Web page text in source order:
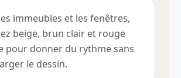
immeubles et les fenêtres,
beige, brun clair et rouge
pour donner du rythme sans
le dessin.